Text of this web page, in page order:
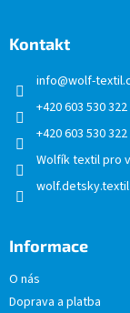
Kontakt
info@wolf-
+420 603 530 322
+420 603 530 322
Wolfík textil pro
wolf.detsky.textil
Informace
O nás
Doprava a platba